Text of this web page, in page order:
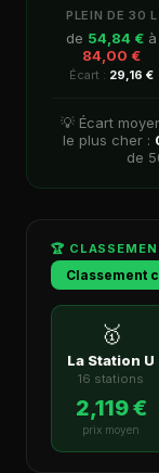
PLEIN DE 30 L
de 54,84 € à
84,00 €
Écart : 29,16 €
💡 Écart
le plus cher :
de
🏆
Classement
🥇
La Station U
16 stations
2,119 €
prix moyen